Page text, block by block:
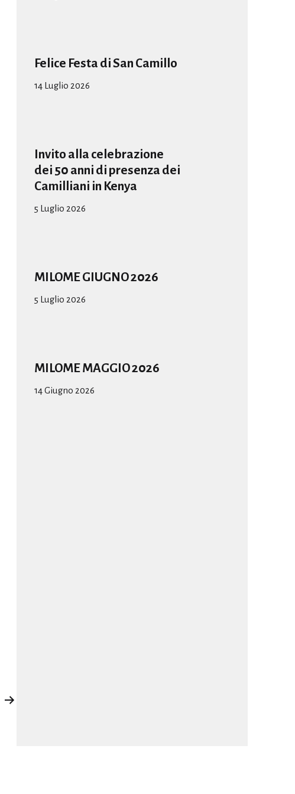
Felice Festa di San Camillo
14 Luglio 2026
Invito alla celebrazione
dei 50 anni di presenza dei
Camilliani in Kenya
5 Luglio 2026
MILOME GIUGNO 2026
5 Luglio 2026
MILOME MAGGIO 2026
14 Giugno 2026